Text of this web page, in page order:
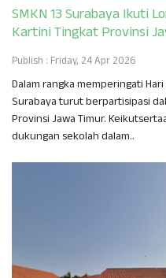
SMKN 13 Surabaya Ikuti
Kartini Tingkat Provinsi
Publish : Friday, 24 Apr 2026
Dalam rangka memperingati
Surabaya turut berpartisipasi
Provinsi Jawa Timur.
dukungan sekolah dalam..